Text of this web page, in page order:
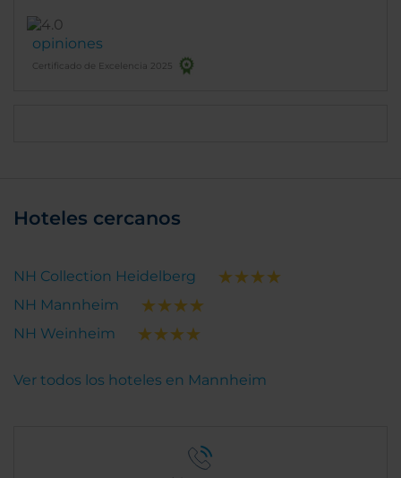
opiniones
Certificado de Excelencia 2025
Hoteles cercanos
NH Collection Heidelberg
NH Mannheim
NH Weinheim
Ver todos los hoteles en Mannheim